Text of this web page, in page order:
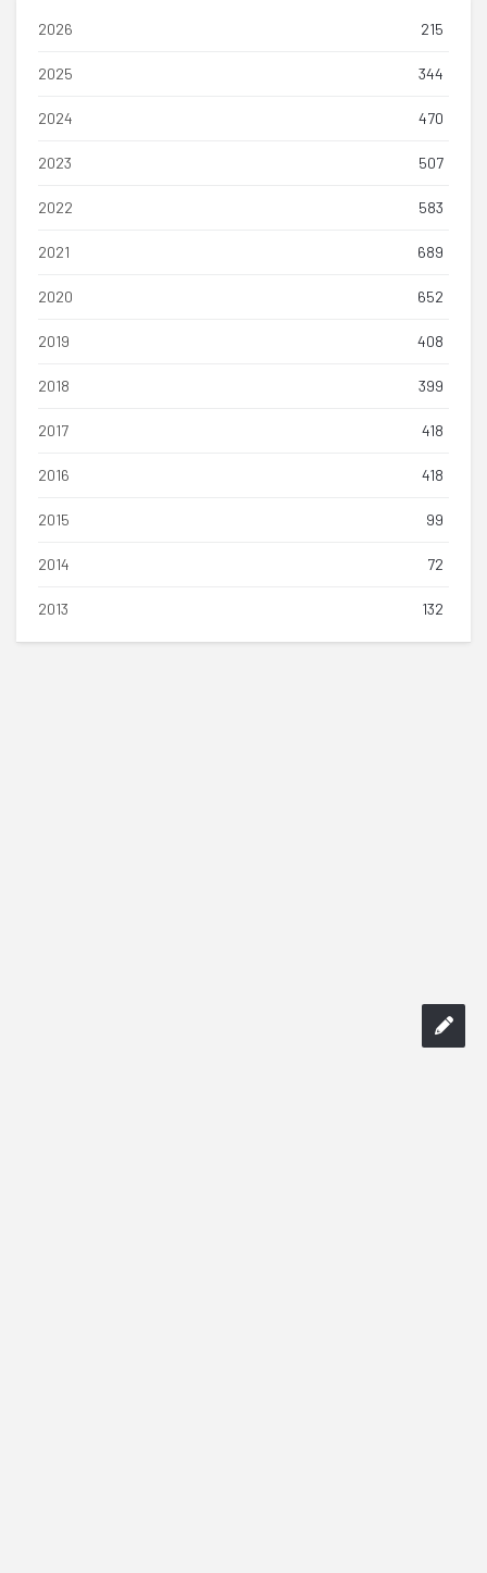
2026 215
2025 344
2024 470
2023 507
2022 583
2021 689
2020 652
2019 408
2018 399
2017 418
2016 418
2015 99
2014 72
2013 132